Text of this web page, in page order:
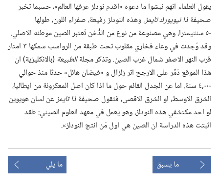
يقول العلماء انهم نبشوا ما دعوه «اقدم نودلز عرفها العالم»،‏ حسبما تخبر
صحيفةذا نيويورك تايمز.‏وهذه النودلز رفيعة،‏ صفراء اللون،‏ طولها
٥٠ سنتيمترا،‏ وهي مصنوعة من نوع من الدُّخن تُعتبر الصين موطنه الاصلي.‏
وقد وُجدت في وعاء فخاري مقلوب تحت طبقة من الرواسب سمكها ٣ امتار
قرب النهر الاصفر شمال غرب الصين.‏ وتذكر مجلةالطبيعة ‏(‏بالانكليزية)‏ ان
هذا الموقع دُمِّر على الارجح اثر زلزال و «فيضان هائل» حدثَا منذ حوالي
٠٠٠‏,٤ سنة.‏ اما عن الجدل القائم حول ما اذا كان اصل المعكرونة من ايطاليا،‏
الشرق الاوسط،‏ او الشرق الاقصى،‏ فتقول صحيفةذا تايمزعن لسان هويوين
لو احد مكتشفي هذه النودلز،‏ وهو يعمل في معهد العلوم الصيني:‏ «لقد
اثبتت هذه الدراسة ان الصين هي اول مَن انتج النودلز».‏
ما يسبق ما يلي